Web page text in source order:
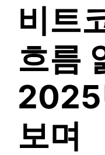
비트
흐름
2025
보며